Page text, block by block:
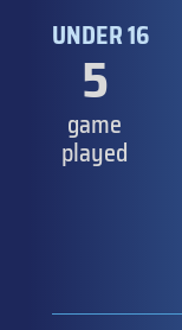
UNDER 16
5
game
played